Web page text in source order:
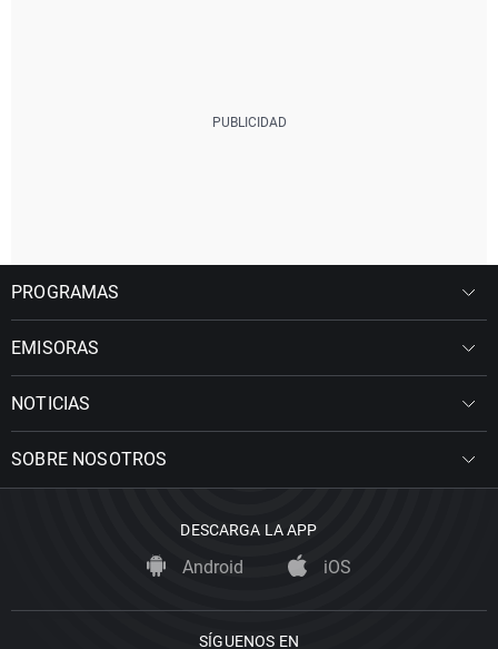
PROGRAMAS
EMISORAS
NOTICIAS
SOBRE NOSOTROS
DESCARGA LA APP
Android iOS
SÍGUENOS EN